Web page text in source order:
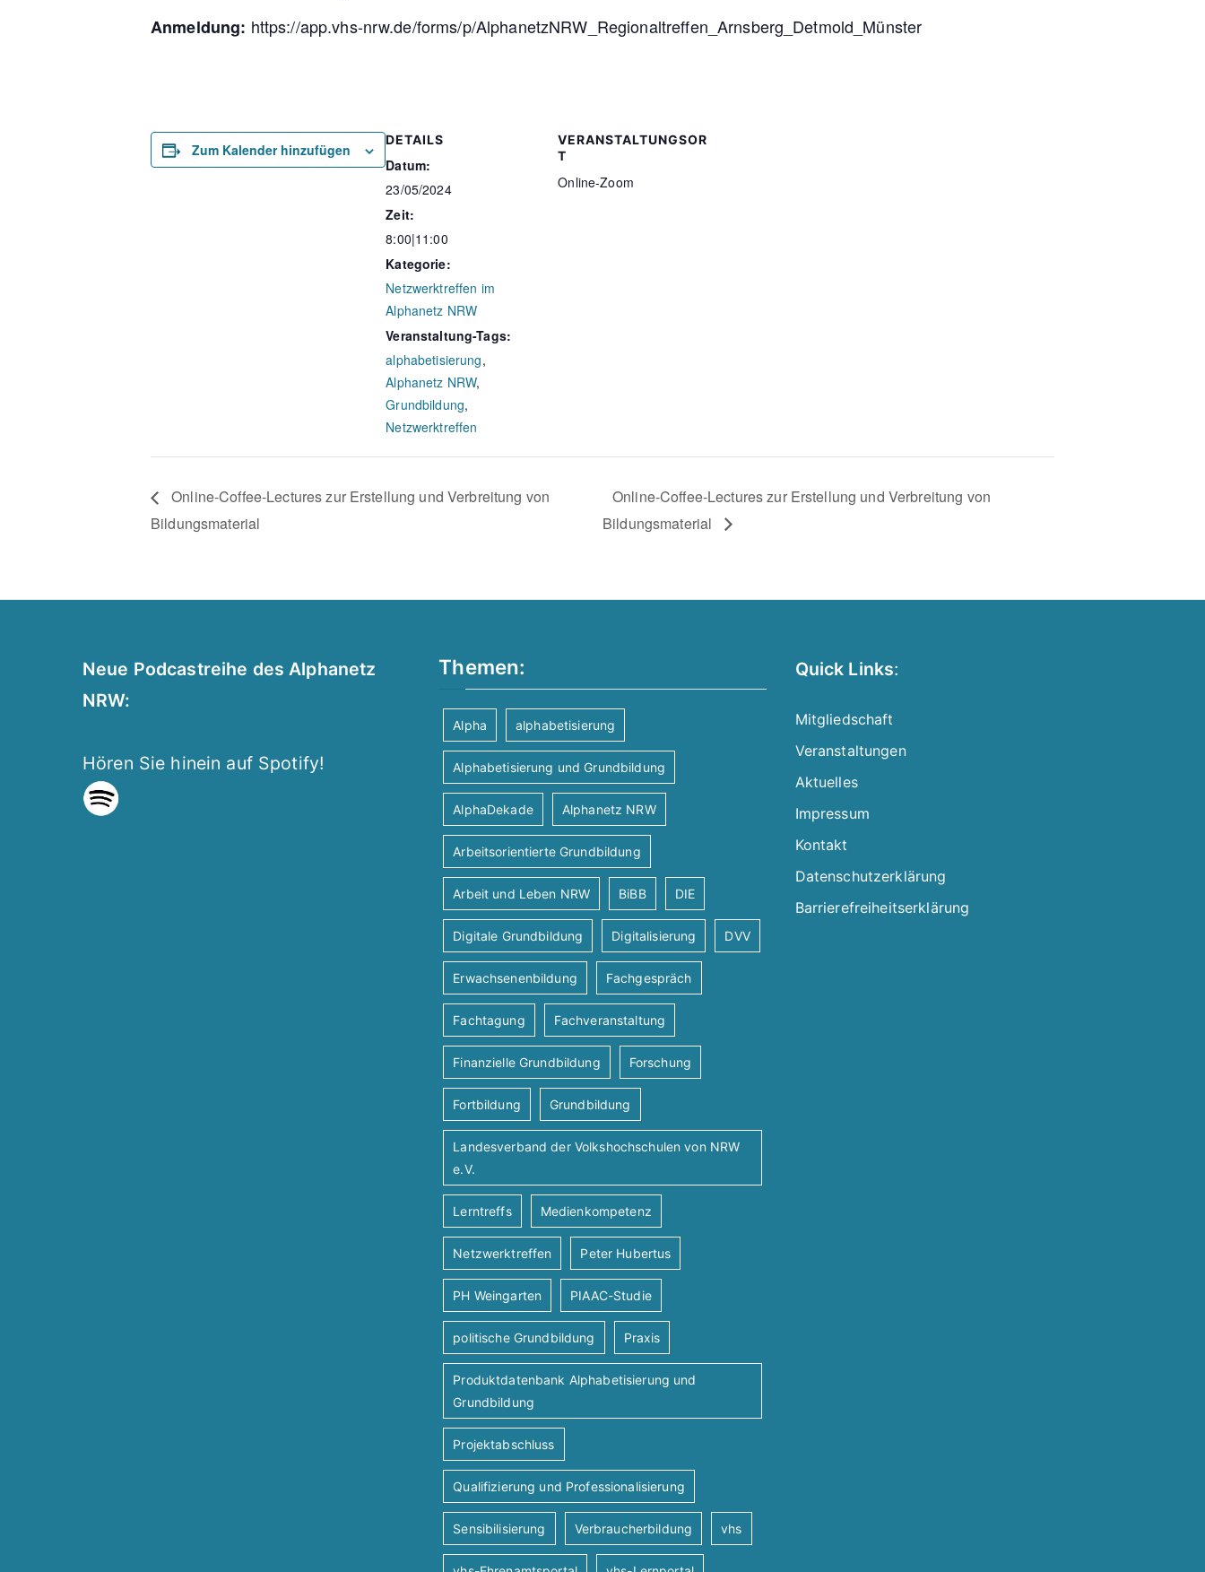
Anmeldung: https://app.vhs-nrw.de/forms/p/AlphanetzNRW_Regionaltreffen_Arnsberg_Detmold_Münster
Zum Kalender hinzufügen
DETAILS
Datum:
23/05/2024
Zeit:
8:00|11:00
Kategorie:
Netzwerktreffen im
Alphanetz NRW
Veranstaltung-Tags:
alphabetisierung,
Alphanetz NRW,
Grundbildung,
Netzwerktreffen
VERANSTALTUNGSOR
T
Online-Zoom
Online-Coffee-Lectures zur Erstellung und Verbreitung von
Bildungsmaterial
Online-Coffee-Lectures zur Erstellung und Verbreitung von
Bildungsmaterial
Neue Podcastreihe des Alphanetz
NRW:
Hören Sie hinein auf Spotify!
Themen:
Alpha alphabetisierung
Alphabetisierung und Grundbildung
AlphaDekade Alphanetz NRW
Arbeitsorientierte Grundbildung
Arbeit und Leben NRW BiBB DIE
Digitale Grundbildung Digitalisierung DVV
Erwachsenenbildung Fachgespräch
Fachtagung Fachveranstaltung
Finanzielle Grundbildung Forschung
Fortbildung Grundbildung
Landesverband der Volkshochschulen von NRW
e.V.
Lerntreffs Medienkompetenz
Netzwerktreffen Peter Hubertus
PH Weingarten PIAAC-Studie
politische Grundbildung Praxis
Produktdatenbank Alphabetisierung und
Grundbildung
Projektabschluss
Qualifizierung und Professionalisierung
Sensibilisierung Verbraucherbildung vhs
Quick Links:
Mitgliedschaft
Veranstaltungen
Aktuelles
Impressum
Kontakt
Datenschutzerklärung
Barrierefreiheitserklärung